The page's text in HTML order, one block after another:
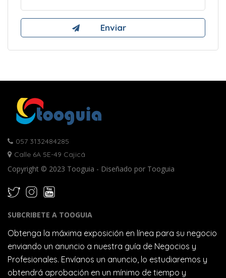
057 3132484285
Calle 6A 5E-49 Cajicá
Copyright © 2023 Tooguia - Diseñado por Tooguia
SUBCRIBETE A TOOGUIA
Obtenga la máxima exposición en línea para su negocio
enviando un anuncio a nuestra guía de Negocios y
Profesionales. Envíanos un anuncio, lo estudiaremos y
obtendrá aprobación en un mínimo de tiempo y